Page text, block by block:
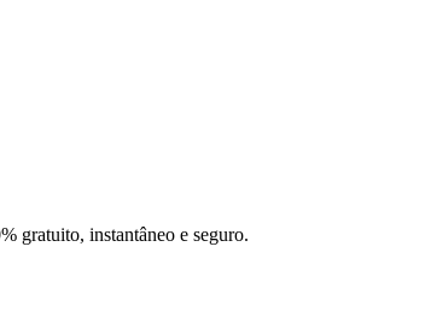
gratuito, instantâneo e seguro.